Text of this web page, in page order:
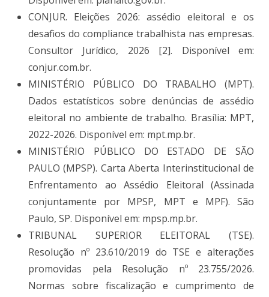
CONJUR. Eleições 2026: assédio eleitoral e os
desafios do compliance trabalhista nas empresas.
Consultor Jurídico, 2026 [2]. Disponível em:
conjur.com.br.
MINISTÉRIO PÚBLICO DO TRABALHO (MPT).
Dados estatísticos sobre denúncias de assédio
eleitoral no ambiente de trabalho. Brasília: MPT,
2022-2026. Disponível em: mpt.mp.br.
MINISTÉRIO PÚBLICO DO ESTADO DE SÃO
PAULO (MPSP). Carta Aberta Interinstitucional de
Enfrentamento ao Assédio Eleitoral (Assinada
conjuntamente por MPSP, MPT e MPF). São
Paulo, SP. Disponível em: mpsp.mp.br.
TRIBUNAL SUPERIOR ELEITORAL (TSE).
Resolução nº 23.610/2019 do TSE e alterações
promovidas pela Resolução nº 23.755/2026.
Normas sobre fiscalização e cumprimento de